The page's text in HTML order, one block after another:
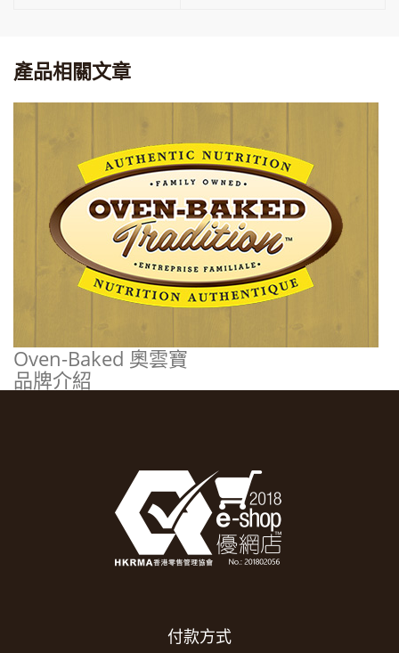
產品相關文章
Oven-Baked 奧雲寶
品牌介紹
付款方式